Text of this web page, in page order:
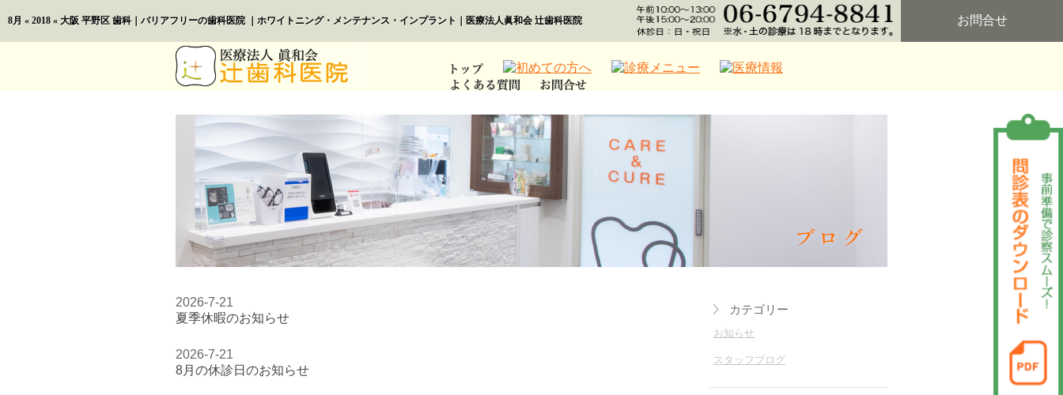
8月 « 2018 « 大阪 平野区 歯科｜バリアフリーの歯科医院 ｜ホワイトニング・メンテナンス・インプラント｜医療法人眞和会 辻歯科医院 お問合せ
2026-7-21
夏季休暇のお知らせ
2026-7-21
8月の休診日のお知らせ
カテゴリー
お知らせ
スタッフブログ